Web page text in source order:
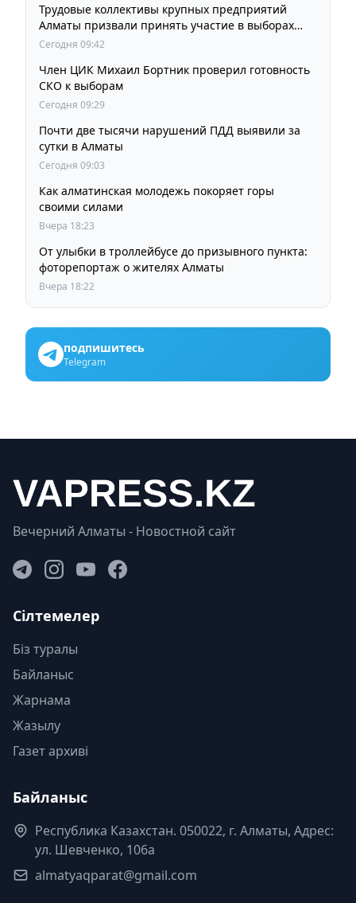
Трудовые коллективы крупных предприятий
Алматы призвали принять участие в выборах
членов Курултая
Сегодня 09:42
Член ЦИК Михаил Бортник проверил готовность
СКО к выборам
Сегодня 09:29
Почти две тысячи нарушений ПДД выявили за
сутки в Алматы
Сегодня 09:03
Как алматинская молодежь покоряет горы
своими силами
Вчера 18:23
От улыбки в троллейбусе до призывного пункта:
фоторепортаж о жителях Алматы
Вчера 18:22
подпишитесь
Telegram
Вечерний Алматы - Новостной сайт
Сілтемелер
Біз туралы
Байланыс
Жарнама
Жазылу
Газет архиві
Байланыс
Республика Казахстан. 050022, г. Алматы, Адрес:
ул. Шевченко, 106а
almatyaqparat@gmail.com